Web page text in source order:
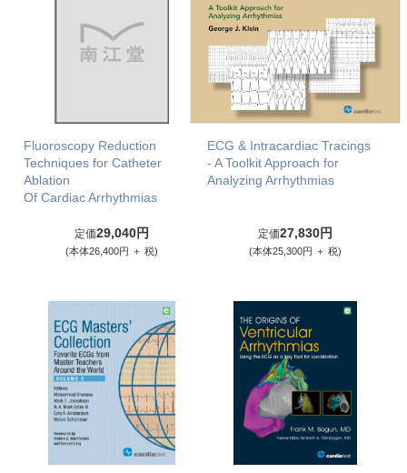
Fluoroscopy Reduction
Techniques for Catheter
Ablation
Of Cardiac Arrhythmias
定価29,040円
(本体26,400円 ＋ 税)
ECG & Intracardiac Tracings
- A Toolkit Approach for
Analyzing Arrhythmias
定価27,830円
(本体25,300円 ＋ 税)